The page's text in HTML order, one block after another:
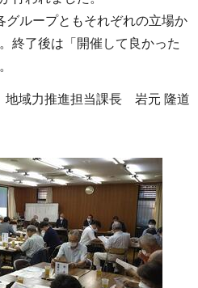
グループともそれぞれの立場か
終了後は「開催して良かった
域力推進担当課長 岩元 隆道